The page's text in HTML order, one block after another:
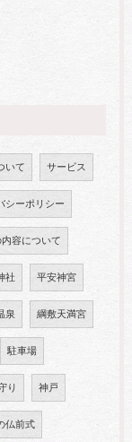
いて サービス
シーポリシー
容について
社 平安神宮
泉 綱敷天満宮
駐車場
り 神戸
仏前式